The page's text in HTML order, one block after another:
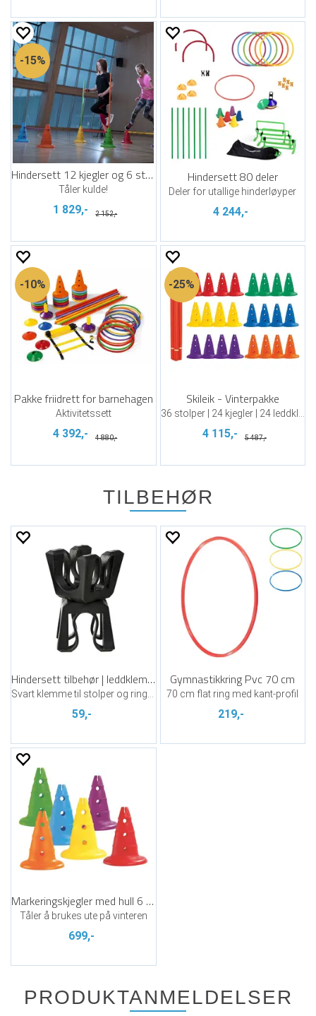
15%
Hindersett 12 kjegler og 6 stenger
Tåler kulde!
1 829,- 2 152,-
Hindersett 80 deler
Deler for utallige hinderløyper
4 244,-
10%
Pakke friidrett for barnehagen
Aktivitetssett
4 392,- 4 880,-
25%
Skileik - Vinterpakke
4 115,- 5 487,-
TILBEHØR
Hindersett tilbehør | leddklemme
59,-
Gymnastikkring Pvc 70 cm
70 cm flat ring med kant-profil
219,-
Markeringskjegler med hull 6 stk | 32 cm
Tåler å brukes ute på vinteren
699,-
PRODUKTANMELDELSER